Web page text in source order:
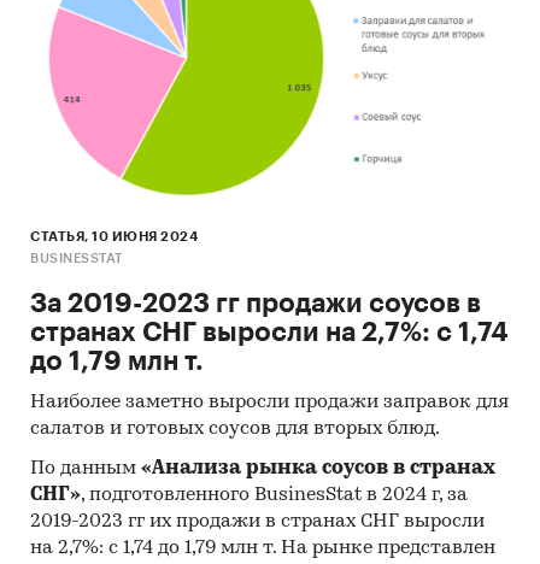
инвестиционной рекомендацией
Потребительские товары
Продукты питания
Соусы
Соусы
СТАТЬЯ, 10 ИЮНЯ 2024
BUSINESSTAT
За 2019-2023 гг продажи соусов в
странах СНГ выросли на 2,7%: с 1,74
до 1,79 млн т.
Наиболее заметно выросли продажи заправок для
салатов и готовых соусов для вторых блюд.
По данным «Анализа рынка соусов в странах
СНГ», подготовленного BusinesStat в 2024 г, за
2019-2023 гг их продажи в странах СНГ выросли
на 2,7%: с 1,74 до 1,79 млн т. На рынке представлен